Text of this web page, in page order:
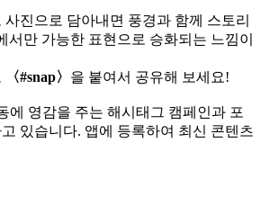
진으로 담아내면 풍경과 함께 스토리
서만 가능한 표현으로 승화되는 느낌이
〈#snap〉 을 붙여서 공유해 보세요!
에 영감을 주는 해시태그 캠페인과 포
있습니다. 앱에 등록하여 최신 콘텐츠